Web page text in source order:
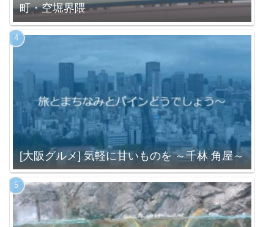
町・空堀界隈
[大阪グルメ] 気軽に甘いものを ～千林 角屋～